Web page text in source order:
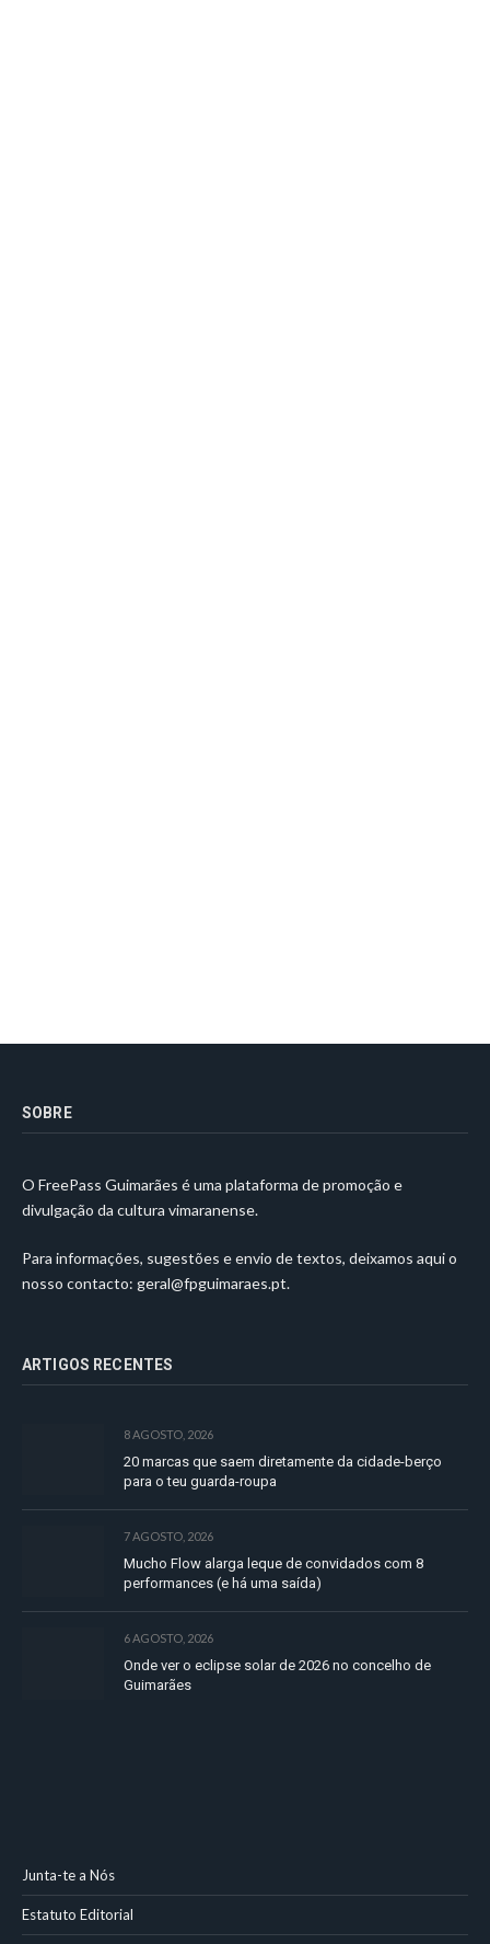
SOBRE
O FreePass Guimarães é uma plataforma de promoção e
divulgação da cultura vimaranense.
Para informações, sugestões e envio de textos, deixamos aqui o
nosso contacto: geral@fpguimaraes.pt.
ARTIGOS RECENTES
8 AGOSTO, 2026
20 marcas que saem diretamente da cidade-berço
para o teu guarda-roupa
7 AGOSTO, 2026
Mucho Flow alarga leque de convidados com 8
performances (e há uma saída)
6 AGOSTO, 2026
Onde ver o eclipse solar de 2026 no concelho de
Guimarães
Junta-te a Nós
Estatuto Editorial